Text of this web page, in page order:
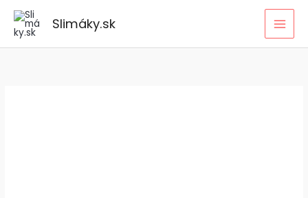
Preskočiť
obsah
Slimáky.sk